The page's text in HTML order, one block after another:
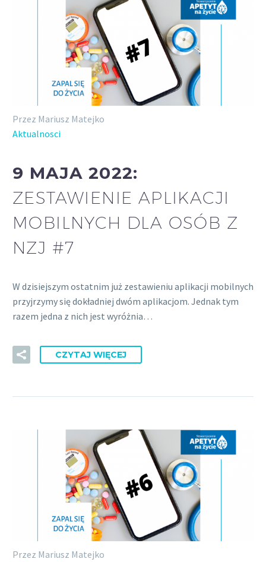
Przez Mariusz Matejko
Aktualnosci
9 MAJA 2022:
ZESTAWIENIE APLIKACJI
MOBILNYCH DLA OSÓB Z
NZJ #7
W dzisiejszym ostatnim już zestawieniu aplikacji mobilnych
przyjrzymy się dokładniej dwóm aplikacjom. Jednak tym
razem jedna z nich jest wyróżnia…
CZYTAJ WIĘCEJ
Przez Mariusz Matejko